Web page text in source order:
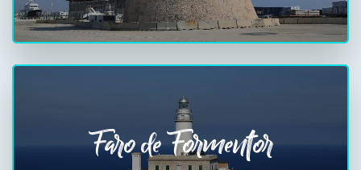
Faro de Formentor